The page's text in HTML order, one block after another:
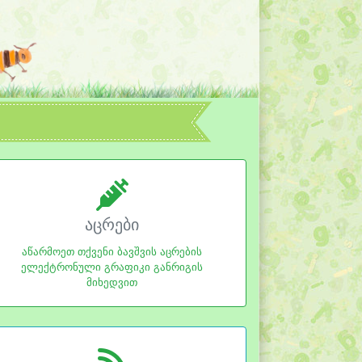
აცრები
აწარმოეთ თქვენი ბავშვის აცრების
ელექტრონული გრაფიკი განრიგის
მიხედვით